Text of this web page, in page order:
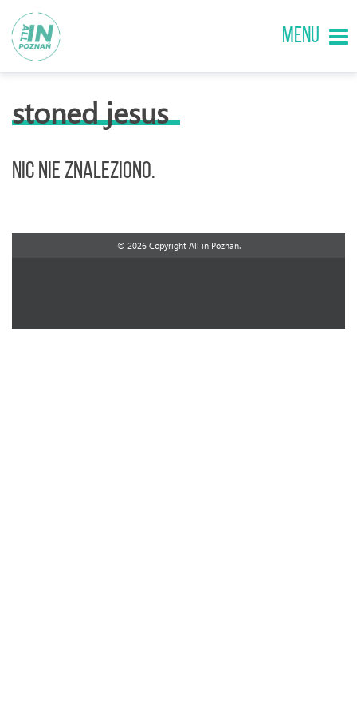
MENU
stoned jesus
Nic nie znaleziono.
© 2026 Copyright All in Poznan.